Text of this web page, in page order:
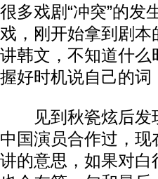
很多戏剧“冲突”的发
戏，刚开始拿到剧
讲韩文，不知道什
握好时机说自己的
见到秋瓷炫后发
中国演员合作过，
讲的意思，如果对